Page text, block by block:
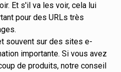
Et s'il va les voir, cela lui
pour des URLs très
souvent sur des sites e-
importante. Si vous avez
de produits, notre conseil